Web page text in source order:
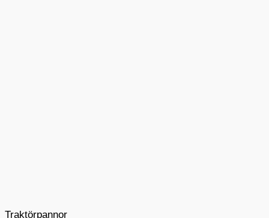
Traktörpannor